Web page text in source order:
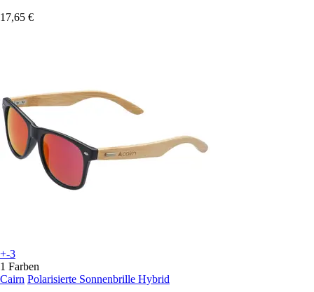
17,65 €
+-3
1 Farben
Cairn Polarisierte Sonnenbrille Hybrid